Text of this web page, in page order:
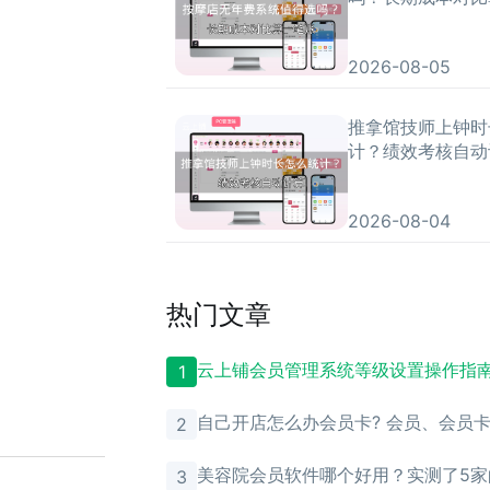
2026-08-05
推拿馆技师上钟
计？绩效考核自
2026-08-04
热门文章
1 云上铺会员管理系统等级设置操作指
2 自己开店怎么办会员卡? 会员、会员
3 美容院会员软件哪个好用？实测了5